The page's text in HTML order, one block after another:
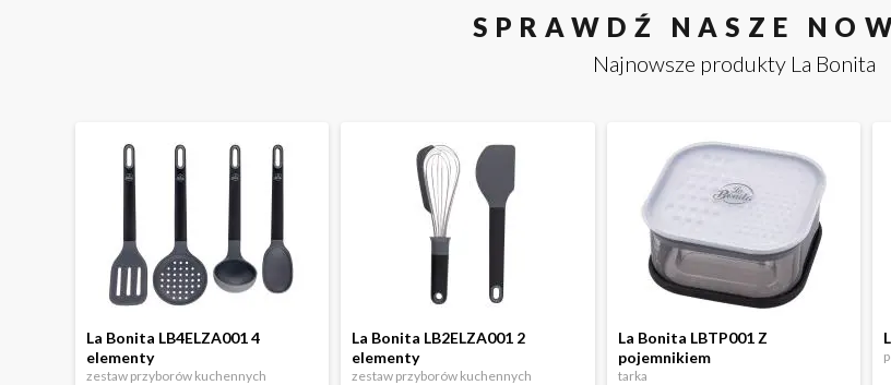
SPRAWDŹ NASZE
Najnowsze produkty La Bonita
La Bonita LB4ELZA001 4
elementy
zestaw przyborów kuchennych
La Bonita LB2ELZA001 2
elementy
zestaw przyborów kuchennych
La Bonita LBTP001 Z
pojemnikiem
tarka